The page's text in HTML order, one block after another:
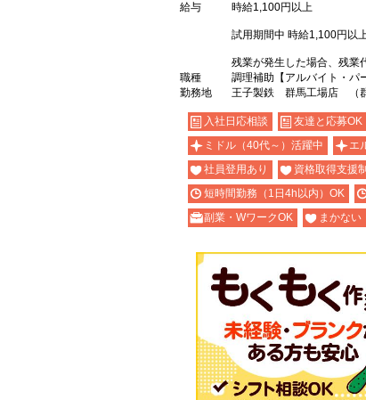
給与 時給1,100円以上
試用期間中 時給1,100円以
残業が発生した場合、残業
職種
調理補助【アルバイト・パ
勤務地
王子製鉄 群馬工場店 （
入社日応相談 友達と応募OK
ミドル（40代～）活躍中
エ
社員登用あり
資格取得支援
短時間勤務（1日4h以内）OK
副業・WワークOK
まかない